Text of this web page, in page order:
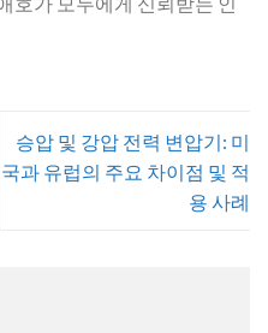
승압 및 강압 전력 변압기: 미
국과 유럽의 주요 차이점 및 적
용 사례